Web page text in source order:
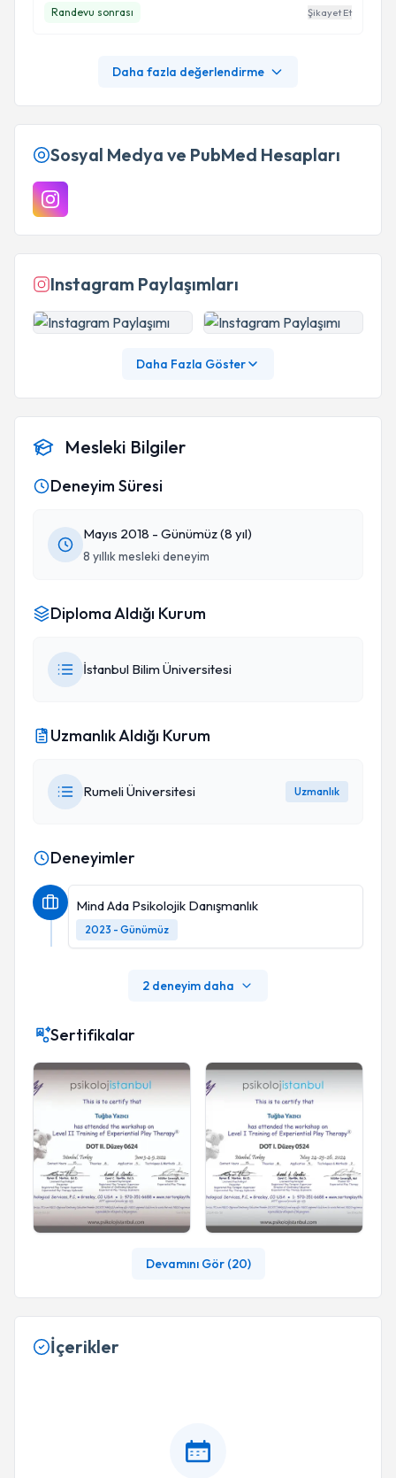
Randevu sonrası Şikayet Et
Daha fazla değerlendirme
Sosyal Medya ve PubMed Hesapları
Instagram Paylaşımları
Daha Fazla Göster
Mesleki Bilgiler
Deneyim Süresi
Mayıs 2018 - Günümüz (8 yıl)
8 yıllık mesleki deneyim
Diploma Aldığı Kurum
İstanbul Bilim Üniversitesi
Uzmanlık Aldığı Kurum
Rumeli Üniversitesi Uzmanlık
Deneyimler
Mind Ada Psikolojik Danışmanlık
2023 - Günümüz
2 deneyim daha
Sertifikalar
Devamını Gör (20)
İçerikler